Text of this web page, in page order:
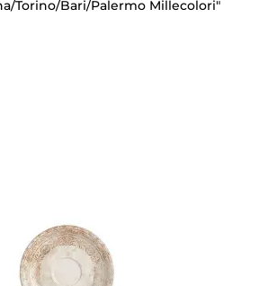
Torino/Bari/Palermo Millecolori"